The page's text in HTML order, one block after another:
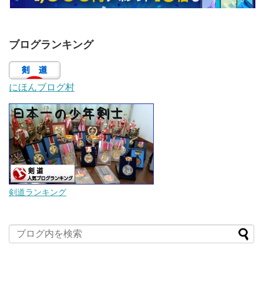
ブログランキング
にほんブログ村
剣道ランキング